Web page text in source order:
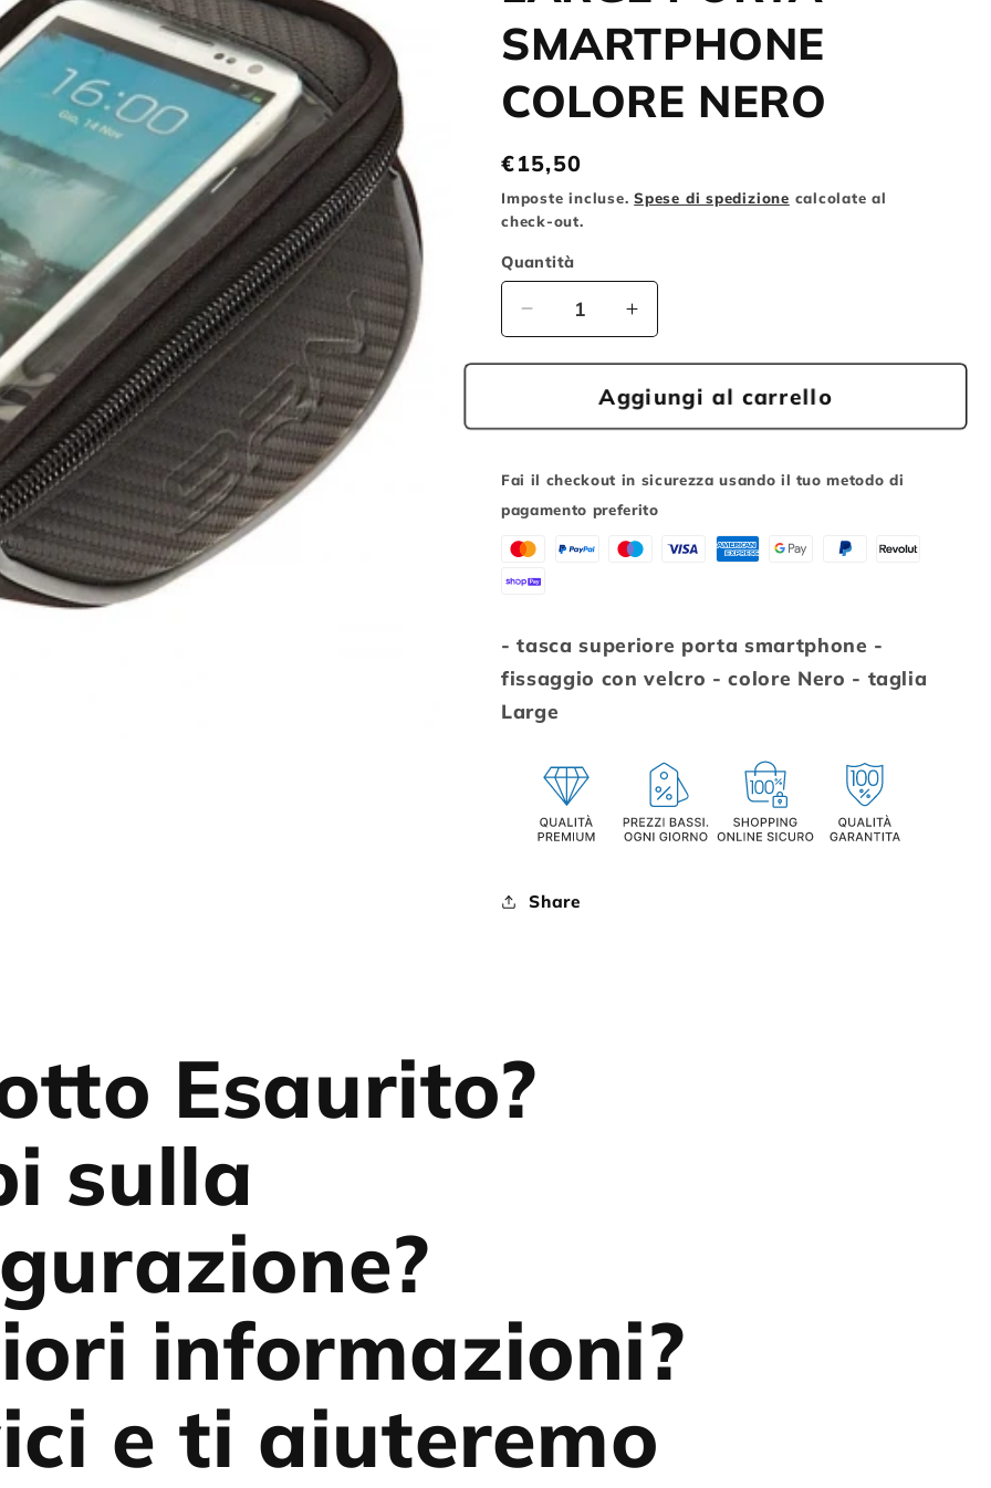
o
g
r
f
i
c
a
SMARTPHONE
COLORE NERO
Prezzo
di
listino
€15,50
Imposte incluse.Spese di spedizione calcolate al
check-out.
Quantità
Diminuisci
quantità
per
BORSETTA
MANUBRIO
LARGE
PORTA
SMARTPHONE
Aumenta
quantità
per
BRN
BORSETTA
MANUBRIO
LARGE
PORTA
Aggiungi al carrello
Fai il checkout in sicurezza usando il tuo metodo di
pagamento preferito
- tasca superiore porta smartphone -
fissaggio con velcro - colore Nero - taglia
Large
Share
Esaurito?
sulla
informazioni?
e ti aiuteremo